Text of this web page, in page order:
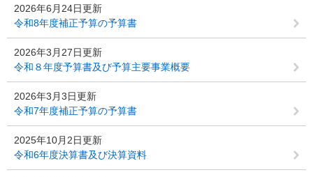
2026年6月24日更新
令和8年度補正予算の予算書
2026年3月27日更新
令和８年度予算書及び予算主要事業概要
2026年3月3日更新
令和7年度補正予算の予算書
2025年10月2日更新
令和6年度決算書及び決算資料